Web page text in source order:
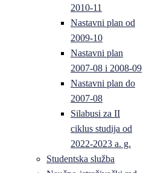
2010-11
Nastavni plan od
2009-10
Nastavni plan
2007-08 i 2008-09
Nastavni plan do
2007-08
Silabusi za II
ciklus studija od
2022-2023 a. g.
Studentska služba